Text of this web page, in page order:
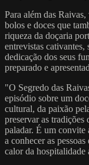
Para além das
bolos e doces que
riqueza da doçaria
entrevistas cativantes,
dedicação dos seus
preparado e
"O Segredo das
episódio sobre um
cultural, da paixão
preservar as tradições
paladar. É um convite
a conhecer as
calor da hospitalidade